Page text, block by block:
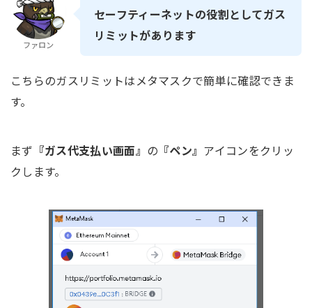
ファロン
セーフティーネットの役割としてガス
リミットがあります
こちらのガスリミットはメタマスクで簡単に確認できま
す。
まず 『ガス代支払い画面』 の 『ペン』 アイコンをクリッ
クします。